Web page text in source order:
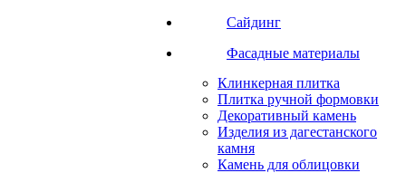
Сайдинг
Фасадные материалы
Клинкерная плитка
Плитка ручной формовки
Декоративный камень
Изделия из дагестанского
камня
Камень для облицовки